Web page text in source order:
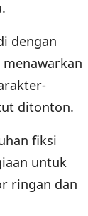
dengan
ditonton.
fiksi
untuk
ringan dan